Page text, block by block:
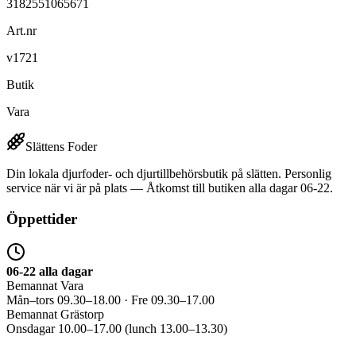
3182551065671
Art.nr
v1721
Butik
Vara
Slättens Foder
Din lokala djurfoder- och djurtillbehörsbutik på slätten. Personlig
service när vi är på plats — Åtkomst till butiken alla dagar 06-22.
Öppettider
06-22 alla dagar
Bemannat Vara
Mån–tors 09.30–18.00 · Fre 09.30–17.00
Bemannat Grästorp
Onsdagar 10.00–17.00 (lunch 13.00–13.30)